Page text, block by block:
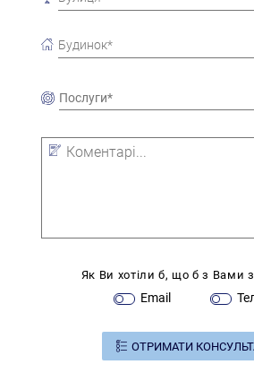
Як Ви хотіли б, що б з Вами
Email